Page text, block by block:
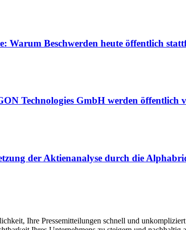
Warum Beschwerden heute öffentlich
Technologies GmbH werden öffentlich
der Aktienanalyse durch die
Ihre Pressemitteilungen schnell und